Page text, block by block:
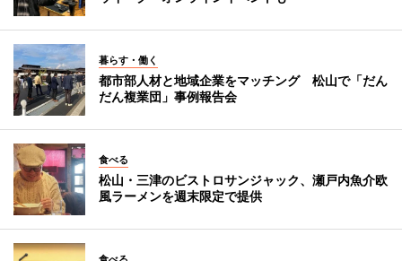
暮らす・働く
都市部人材と地域企業をマッチング 松山で「だん
だん複業団」事例報告会
食べる
松山・三津のビストロサンジャック、瀬戸内魚介欧
風ラーメンを週末限定で提供